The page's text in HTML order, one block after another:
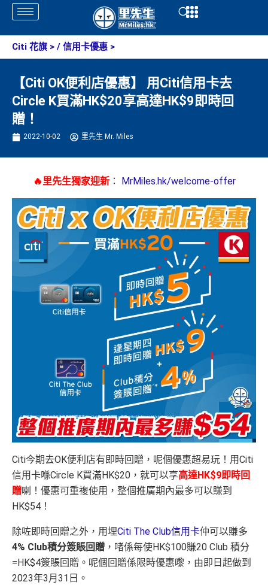
Skip
content
Open
Citi 花旗 > / 信用卡優惠 >
【Citi OK便利店優惠】 用Citi信用卡去
Circle K買滿HK$20享高達HK$9即時回
贈！
2022-10-02 里先生 Mr. Miles
🔥里先生獨家迎新： MrMiles.hk/welcome-offer
Citi今期去OK便利店有即時回贈，呢個優惠超易玩！用Citi
信用卡喺Circle K買滿HK$20，就可以享高達HK$9即時回
贈喇！優惠可重複使用，整個推廣期內最多可以賺到
HK$54！
除咗即時回贈之外，用埋Citi The Club信用卡仲可以賺多
4% Club積分簽賬回贈 ，啫係每使HK$100賺20 Club 積分
=HK$4簽賬回贈。呢個回贈係限時優惠嚟，由即日起做到
2023年3月31日。